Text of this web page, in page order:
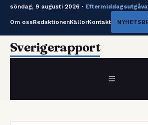
söndag, 9 augusti 2026 · Eftermiddagsutgåva
Om ossRedaktionenKällorKontakt
HoppaSverigerapport
MENY